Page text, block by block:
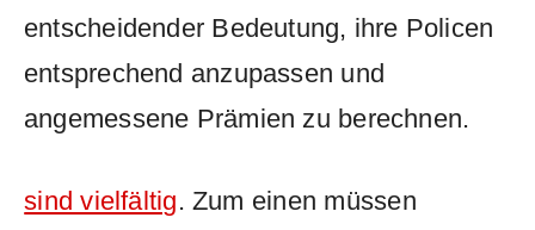
entscheidender Bedeutung, ihre Policen
entsprechend anzupassen ‍und⁣
angemessene Prämien zu berechnen.
sind vielfältig. Zum einen ⁤müssen ​